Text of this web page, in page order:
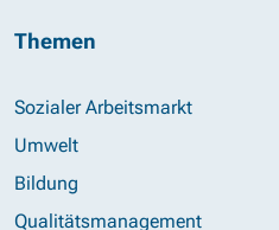
Themen
Sozialer Arbeitsmarkt
Umwelt
Bildung
Qualitätsmanagement